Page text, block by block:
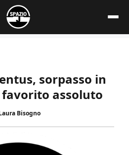
sorpasso in
assoluto
Bisogno